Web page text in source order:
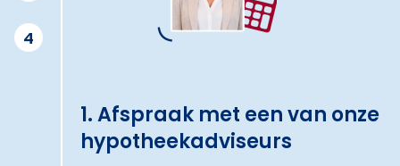
4
1. Afspraak met een van onze
hypotheekadviseurs